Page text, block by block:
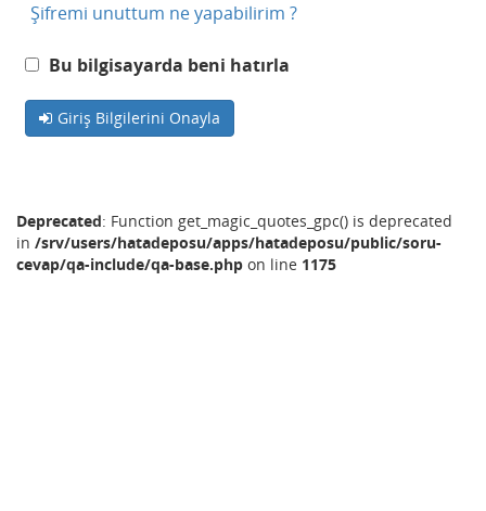
Şifremi unuttum ne yapabilirim ?
Bu bilgisayarda beni hatırla
Giriş Bilgilerini Onayla
Deprecated: Function get_magic_quotes_gpc() is deprecated
in /srv/users/hatadeposu/apps/hatadeposu/public/soru-
cevap/qa-include/qa-base.php on line 1175